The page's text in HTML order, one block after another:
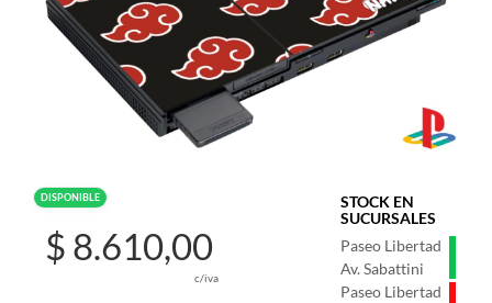
DISPONIBLE
STOCK EN
SUCURSALES
Paseo Libertad
Av. Sabattini
Paseo Libertad
$ 8.610,00
c/iva